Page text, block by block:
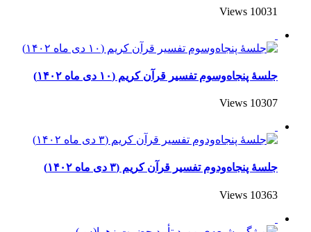
10031 Views
جلسۀ پنجاه‌وسوم تفسیر قرآن کریم (۱۰ دی ماه ۱۴۰۲)
10307 Views
جلسۀ پنجاه‌و‌دوم تفسیر قرآن کریم (۳ دی ماه ۱۴۰۲)
10363 Views